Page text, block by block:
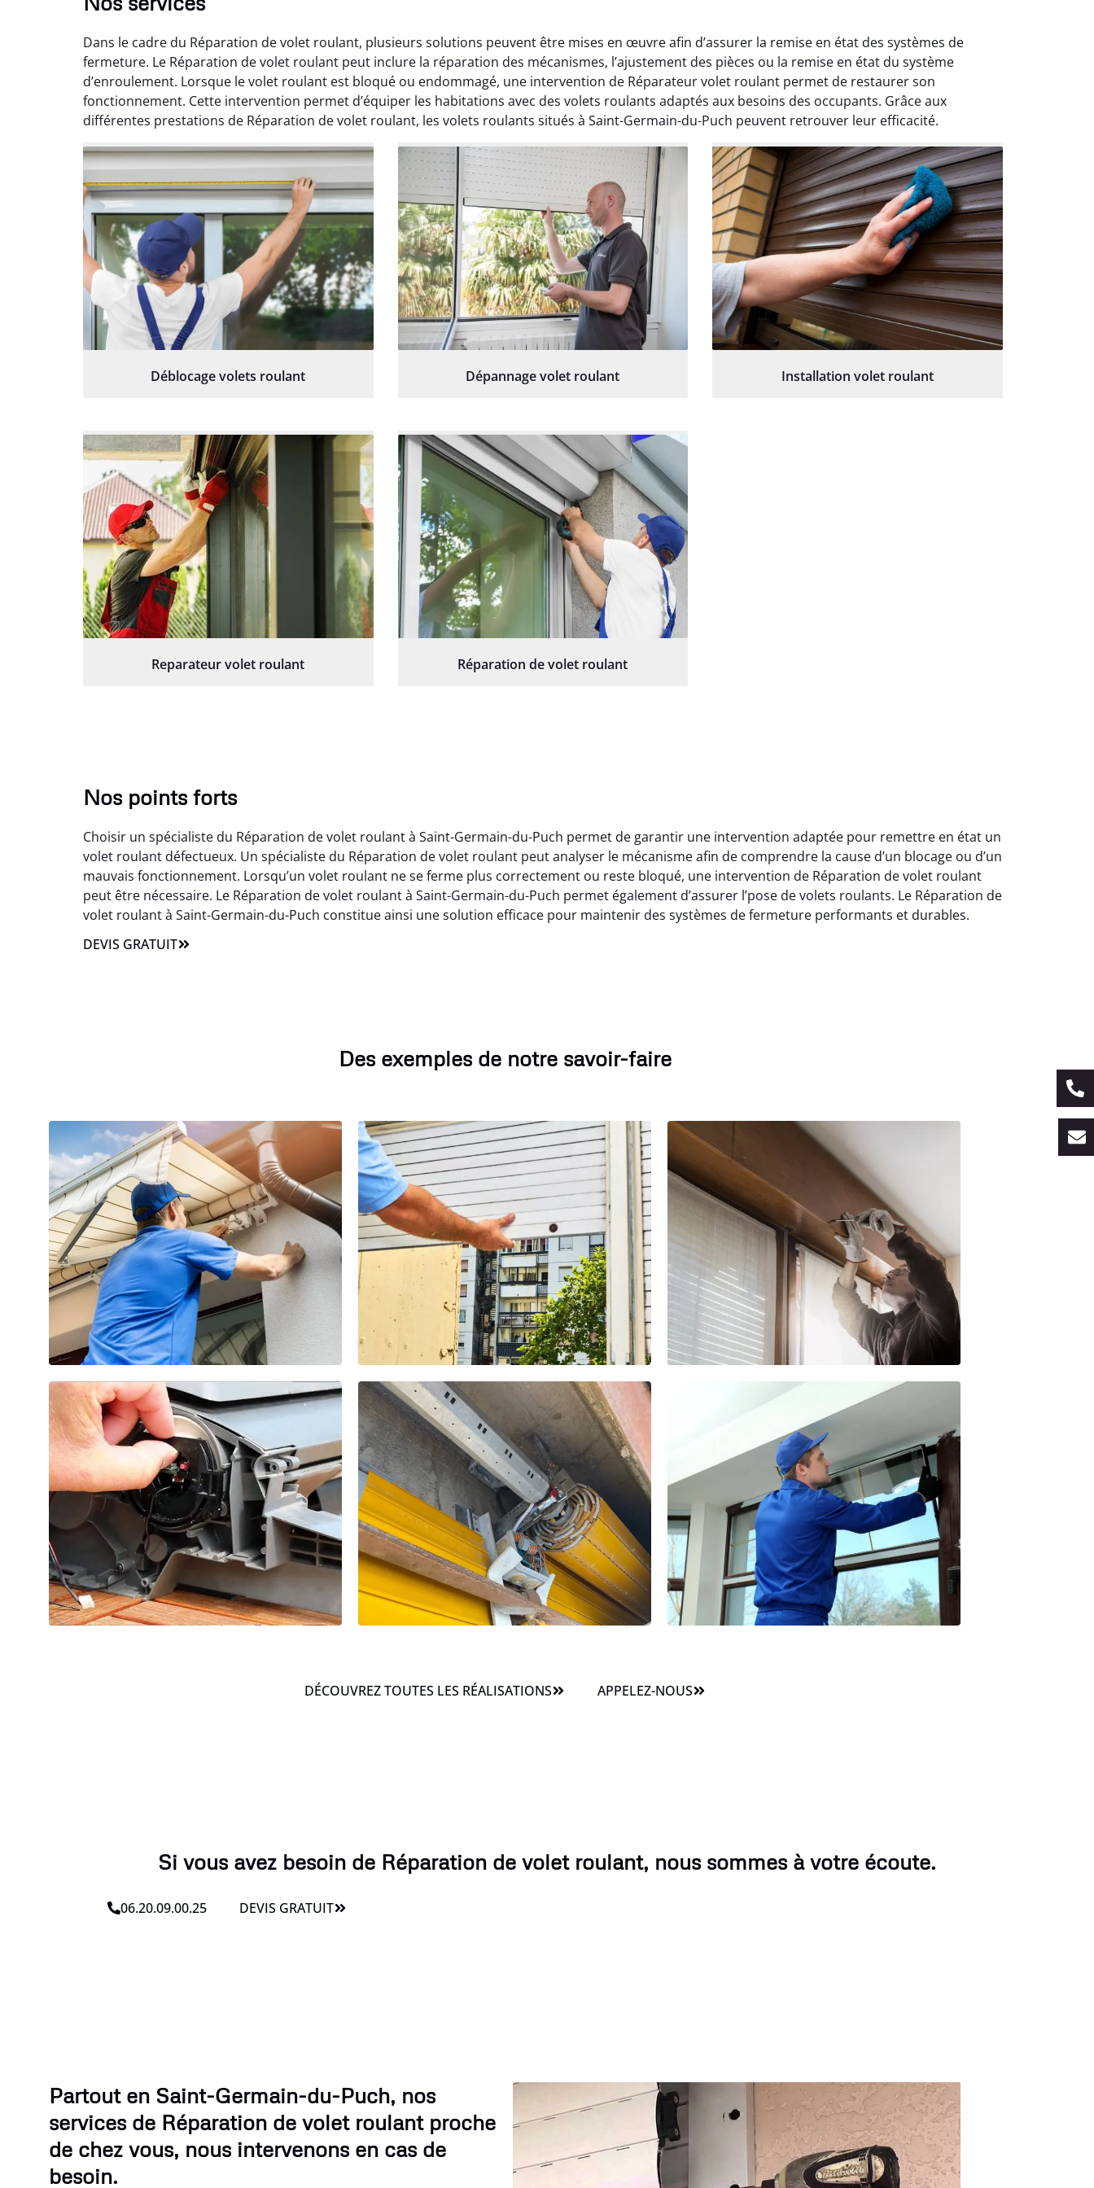
Dans le cadre du Réparation de volet roulant, plusieurs solutions peuvent être mises en œuvre afin d’assurer la remise en état des systèmes de
fermeture. Le Réparation de volet roulant peut inclure la réparation des mécanismes, l’ajustement des pièces ou la remise en état du système
d’enroulement. Lorsque le volet roulant est bloqué ou endommagé, une intervention de Réparateur volet roulant permet de restaurer son
fonctionnement. Cette intervention permet d’équiper les habitations avec des volets roulants adaptés aux besoins des occupants. Grâce aux
différentes prestations de Réparation de volet roulant, les volets roulants situés à Saint-Germain-du-Puch peuvent retrouver leur efficacité.
Déblocage volets roulant Dépannage volet roulant Installation volet roulant
Reparateur volet roulant Réparation de volet roulant
Nos points forts
Choisir un spécialiste du Réparation de volet roulant à Saint-Germain-du-Puch permet de garantir une intervention adaptée pour remettre en état un
volet roulant défectueux. Un spécialiste du Réparation de volet roulant peut analyser le mécanisme afin de comprendre la cause d’un blocage ou d’un
mauvais fonctionnement. Lorsqu’un volet roulant ne se ferme plus correctement ou reste bloqué, une intervention de Réparation de volet roulant
peut être nécessaire. Le Réparation de volet roulant à Saint-Germain-du-Puch permet également d’assurer l’pose de volets roulants. Le Réparation de
volet roulant à Saint-Germain-du-Puch constitue ainsi une solution efficace pour maintenir des systèmes de fermeture performants et durables.
DEVIS GRATUIT
Des exemples de notre savoir-faire
DÉCOUVREZ TOUTES LES RÉALISATIONS APPELEZ-NOUS
Si vous avez besoin de Réparation de volet roulant, nous sommes à votre écoute.
06.20.09.00.25 DEVIS GRATUIT
Partout en Saint-Germain-du-Puch, nos
services de Réparation de volet roulant proche
de chez vous, nous intervenons en cas de
besoin.